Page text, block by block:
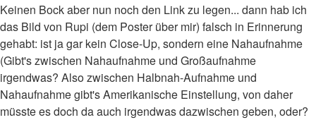
Keinen Bock aber nun noch den Link zu legen... dann hab ich
das Bild von Rupi (dem Poster über mir) falsch in Erinnerung
gehabt: ist ja gar kein Close-Up, sondern eine Nahaufnahme
(Gibt's zwischen Nahaufnahme und Großaufnahme
irgendwas? Also zwischen Halbnah-Aufnahme und
Nahaufnahme gibt's Amerikanische Einstellung, von daher
müsste es doch da auch irgendwas dazwischen geben, oder?